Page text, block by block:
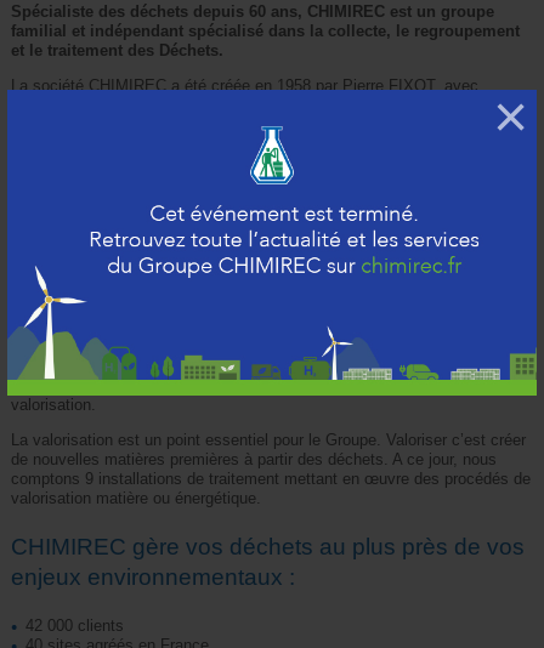
×
Spécialiste des déchets depuis 60 ans, CHIMIREC est un groupe
familial et indépendant spécialisé dans la collecte, le regroupement
et le traitement des Déchets.
La société CHIMIREC a été créée en 1958 par Pierre FIXOT, avec
comme première vocation la collecte des huiles noires usagées. Par la
suite, elle développe un savoir-faire spécifique dans la collecte et le
stockage des Déchets Dangereux, et diversifie ses compétences dans
France et a développé son périmètre à l’international. Depuis 1987, Jean
FIXOT a pris les rênes du Groupe. Il a su s’adapter en fonction des
nouvelles réglementations européennes liées au traitement des déchets.
Depuis sa création en 1958, le Groupe CHIMIREC n’a cessé d’évoluer
et d’innover pour acquérir une expertise reconnue dans la plupart
des secteurs d’activités :
automobile, chimie, aéronautique, BTP, etc.
Dans le respect des réglementations et de l’environnement, CHIMIREC
assure une prise en charge globale des déchets en privilégiant leur
valorisation.
La valorisation est un point essentiel pour le Groupe. Valoriser c’est créer
de nouvelles matières premières à partir des déchets. A ce jour, nous
comptons 9 installations de traitement mettant en œuvre des procédés de
valorisation matière ou énergétique.
CHIMIREC gère vos déchets au plus près de vos
enjeux environnementaux :
42 000 clients